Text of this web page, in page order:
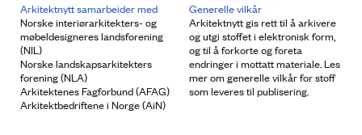
Arkitektnytt samarbeider med
Norske interiørarkitekters- og
møbeldesigneres landsforening
(NIL)
Norske landskapsarkitekters
forening (NLA)
Arkitektenes Fagforbund (AFAG)
Arkitektbedriftene i Norge (AiN)
Generelle vilkår
Arkitektnytt gis rett til å arkivere
og utgi stoffet i elektronisk form,
og til å forkorte og foreta
endringer i mottatt materiale. Les
mer om generelle vilkår for stoff
som leveres til publisering.